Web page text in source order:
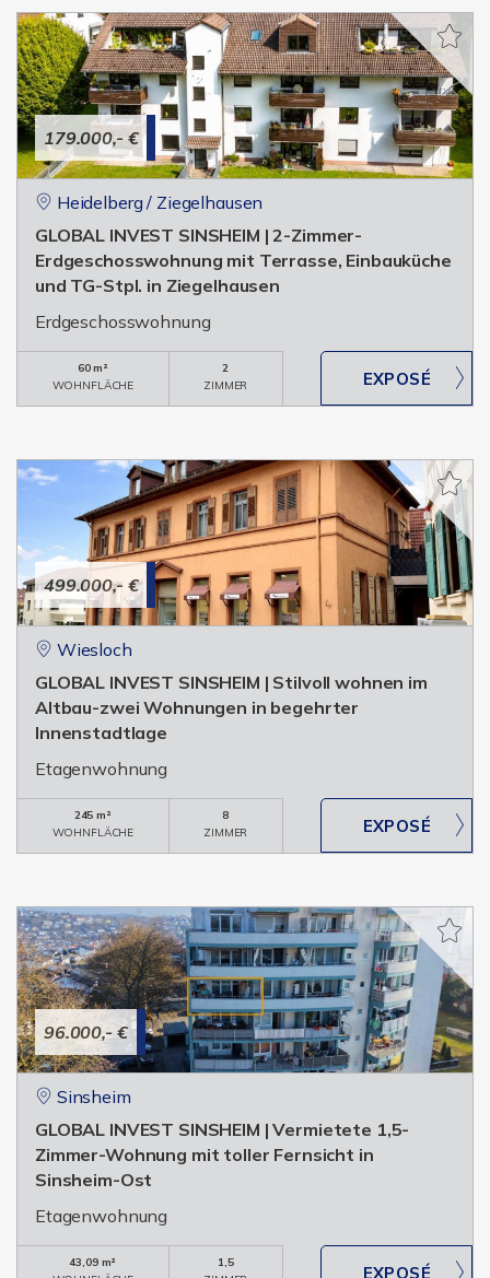
179.000,- €
Heidelberg / Ziegelhausen
GLOBAL INVEST SINSHEIM | 2-Zimmer-
Erdgeschosswohnung mit Terrasse, Einbauküche
und TG-Stpl. in Ziegelhausen
Erdgeschosswohnung
60 m²
WOHNFLÄCHE
2
ZIMMER
499.000,- €
Wiesloch
GLOBAL INVEST SINSHEIM | Stilvoll wohnen im
Altbau-zwei Wohnungen in begehrter
Innenstadtlage
Etagenwohnung
245 m²
WOHNFLÄCHE
8
ZIMMER
96.000,- €
Sinsheim
GLOBAL INVEST SINSHEIM | Vermietete 1,5-
Zimmer-Wohnung mit toller Fernsicht in
Sinsheim-Ost
Etagenwohnung
43,09 m²
1,5